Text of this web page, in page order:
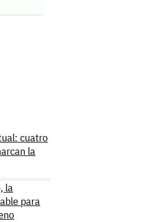
cuatro
la
la
para